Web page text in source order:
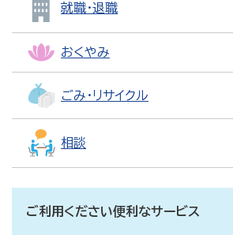
就職・退職
おくやみ
ごみ・リサイクル
相談
ご利用ください便利なサービス